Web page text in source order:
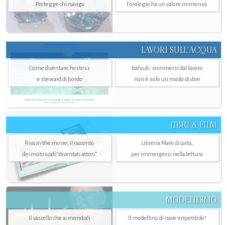
Protegge chi naviga
l'orologio ha un valore immenso
LAVORI SULL’ACQUA
Come diventare hostess
e steward di bordo
Italsub: sommersi dal lavoro
non è solo un modo di dire
LIBRI & FILM
Riva in the movie, il racconto
dei motoscafi “diventati attori”
Libreria Mare di carta,
per immergersi nella lettura
MODELLISMO
Il vascello che ai mondiali
Il modellino di nave irripetibile?